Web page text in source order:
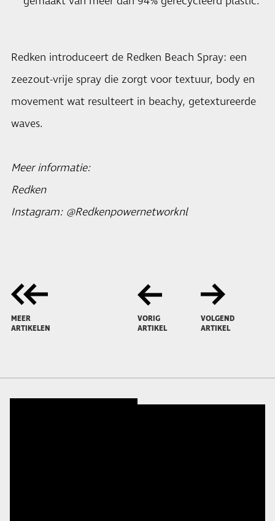
Redken introduceert de Redken Beach Spray: een
zeezout-vrije spray die zorgt voor textuur, body en
movement wat resulteert in beachy, getextureerde
waves.
Meer informatie:
Redken
Instagram: @Redkenpowernetworknl
MEER
ARTIKELEN
VORIG
ARTIKEL
VOLGEND
ARTIKEL